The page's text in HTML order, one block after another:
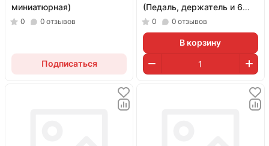
миниатюрная)
0 0 отзывов
Подписаться
(Педаль, держатель и 6
насадок)
0 0 отзывов
В корзину